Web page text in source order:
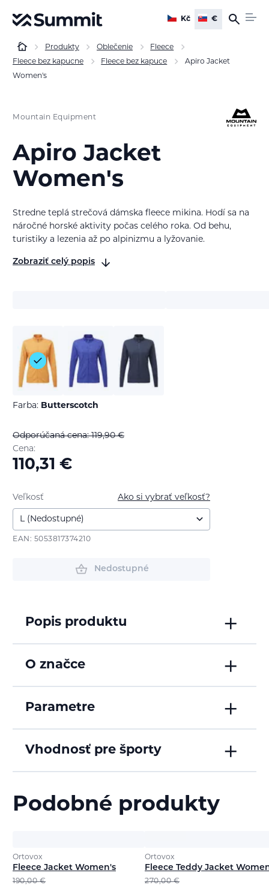
Kč €
Produkty Oblečenie
Fleece
Fleece bez kapucne
Fleece bez kapuce
Apiro Jacket
Women's
Mountain Equipment
Apiro Jacket
Women's
Stredne teplá strečová dámska fleece mikina. Hodí sa na
náročné horské aktivity počas celého roka. Od behu,
turistiky a lezenia až po alpinizmu a lyžovanie.
Zobraziť celý popis
Farba: Butterscotch
Odporúčaná cena: 119,90€
Cena:
110,31 €
Ako si vybrať veľkosť?
Veľkosť
EAN: 5053817374210
Nedostupné
Popis produktu
O značce
Parametre
Vhodnosť pre športy
Podobné produkty
Ortovox
Fleece Jacket Women's
190,00€
Ortovox
Fleece Teddy Jacket
270,00€